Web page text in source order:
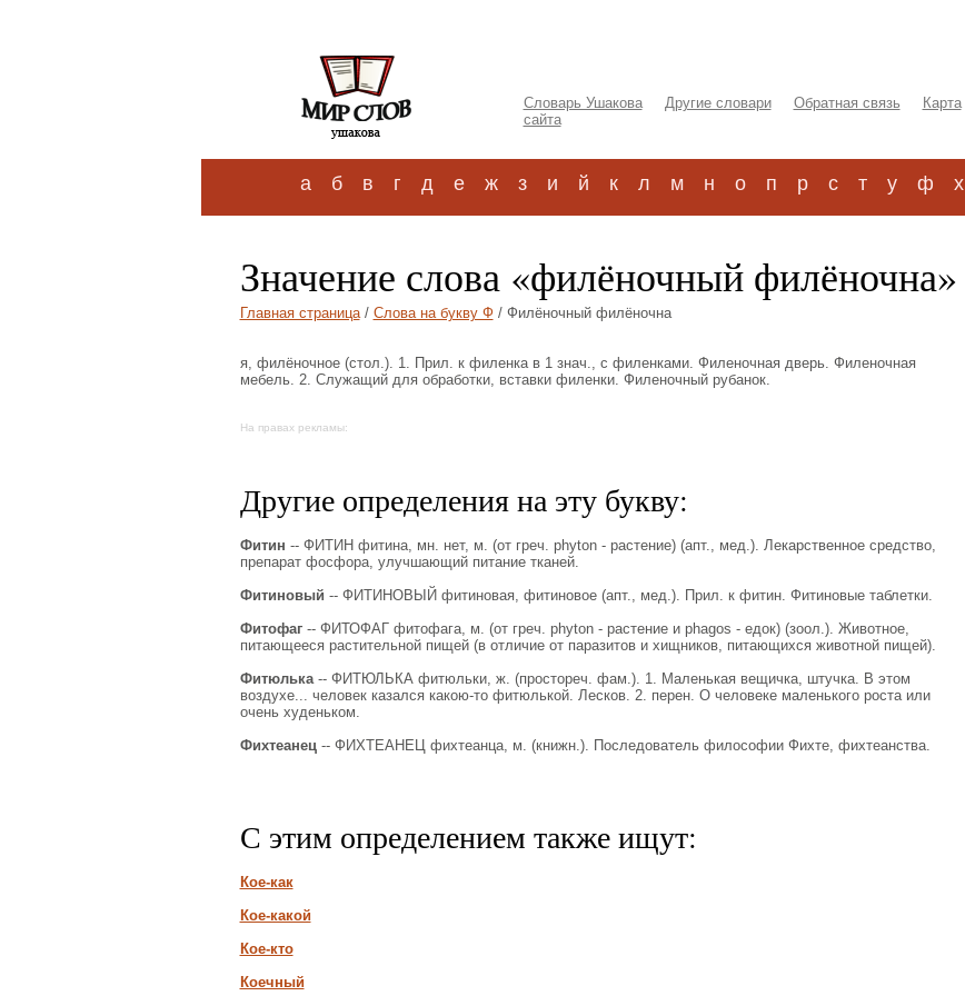
Словарь Ушакова Другие словари Обратная связь
Карта
сайта
а б в г д е ж з и й к л м н о п р с т у ф х
Значение слова «филёночный филёночна»
Главная страница/ Слова на букву Ф/ Филёночный филёночна
я, филёночное (стол.). 1. Прил. к филенка в 1 знач., с филенками. Филеночная дверь. Филеночная
мебель. 2. Служащий для обработки, вставки филенки. Филеночный рубанок.
На правах рекламы:
Другие определения на эту букву:
Фитин -- ФИТИН фитина, мн. нет, м. (от греч. phyton - растение) (апт., мед.). Лекарственное средство,
препарат фосфора, улучшающий питание тканей.
Фитиновый -- ФИТИНОВЫЙ фитиновая, фитиновое (апт., мед.). Прил. к фитин. Фитиновые таблетки.
Фитофаг-- ФИТОФАГ фитофага, м. (от греч. phyton - растение и phagos - едок) (зоол.). Животное,
питающееся растительной пищей (в отличие от паразитов и хищников, питающихся животной пищей).
Фитюлька-- ФИТЮЛЬКА фитюльки, ж. (простореч. фам.). 1. Маленькая вещичка, штучка. В этом
воздухе... человек казался какою-то фитюлькой. Лесков. 2. перен. О человеке маленького роста или
очень худеньком.
Фихтеанец-- ФИХТЕАНЕЦ фихтеанца, м. (книжн.). Последователь философии Фихте, фихтеанства.
С этим определением также ищут:
Кое-как
Кое-какой
Кое-кто
Коечный